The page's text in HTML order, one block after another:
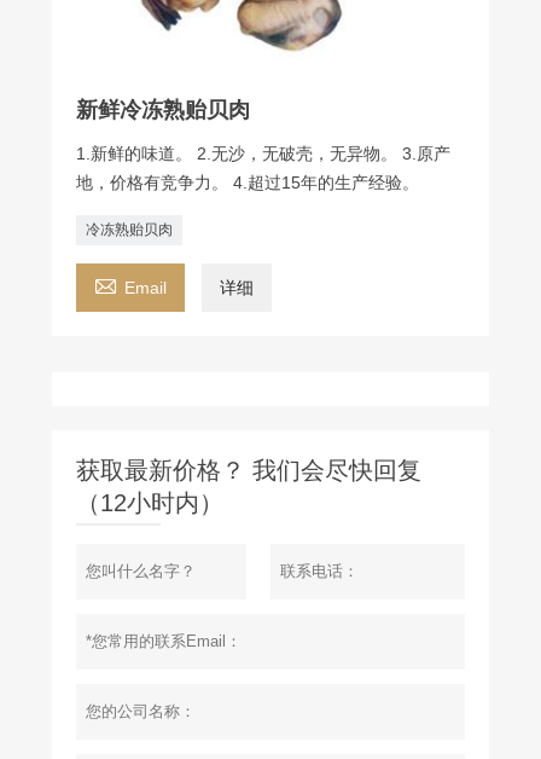
新鲜冷冻熟贻贝肉
1.新鲜的味道。 2.无沙，无破壳，无异物。 3.原产
地，价格有竞争力。 4.超过15年的生产经验。
冷冻熟贻贝肉
 Email 详细
获取最新价格？ 我们会尽快回复
（12小时内）